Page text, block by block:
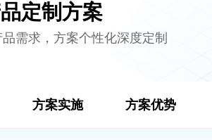
定制方案
需求，方案个性化深度定制
方案实施 方案优势